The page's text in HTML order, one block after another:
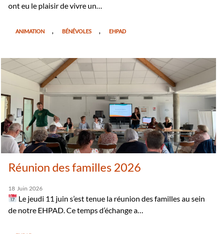
ont eu le plaisir de vivre un…
ANIMATION BÉNÉVOLES EHPAD
Réunion des familles 2026
18 Juin 2026
Le jeudi 11 juin s’est tenue la réunion des familles au sein
de notre EHPAD. Ce temps d’échange a…